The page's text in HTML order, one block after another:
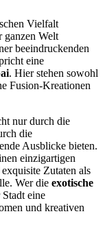
Vielfalt
ganzen Welt
beeindruckenden
eine
. Hier stehen sowohl
Fusion-Kreationen
nur durch die
die
Ausblicke bieten.
einzigartigen
Zutaten als
Wer die exotische
eine
und kreativen